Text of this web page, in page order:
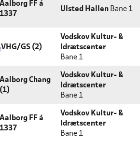
Aalborg FF á
1337
Ulsted Hallen Bane 1
VHG/GS (2)
Vodskov Kultur- &
Idrætscenter
Bane 1
Aalborg Chang
(1)
Vodskov Kultur- &
Idrætscenter
Bane 1
Aalborg FF á
1337
Vodskov Kultur- &
Idrætscenter
Bane 1